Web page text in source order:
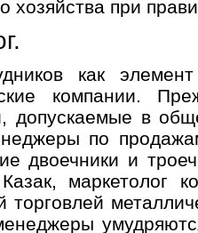
хозяйства при
как
компании.
допускаемые в
по
двоечники и
маркетолог
торговлей